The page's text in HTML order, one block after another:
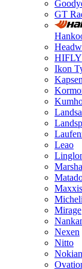
GT
HIFLY
Ikon
Kapsen
Leao
Maxxis
Mirage
Nexen
Nitto